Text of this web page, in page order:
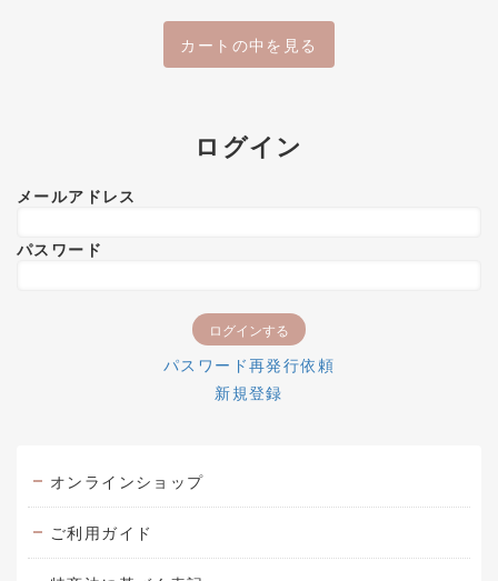
カートの中を見る
ログイン
メールアドレス
パスワード
パスワード再発行依頼
新規登録
オンラインショップ
ご利用ガイド